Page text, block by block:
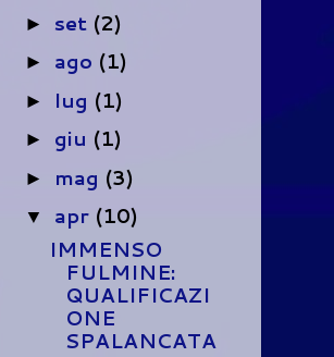
► set (2)
► ago (1)
► lug (1)
► giu (1)
► mag (3)
▼ apr (10)
IMMENSO
FULMINE:
QUALIFICAZI
ONE
SPALANCATA